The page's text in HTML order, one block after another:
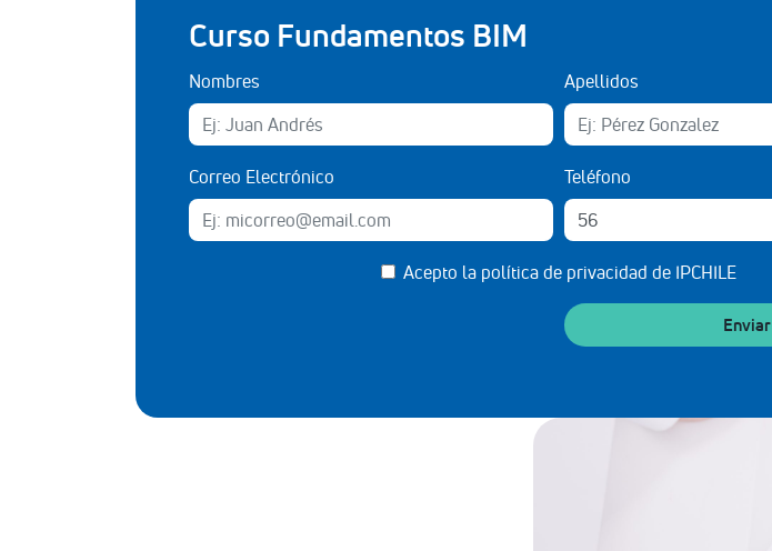
Curso Fundamentos BIM
Nombres Apellidos
Correo Electrónico Teléfono
Acepto la política de privacidad de IPCHILE
Enviar